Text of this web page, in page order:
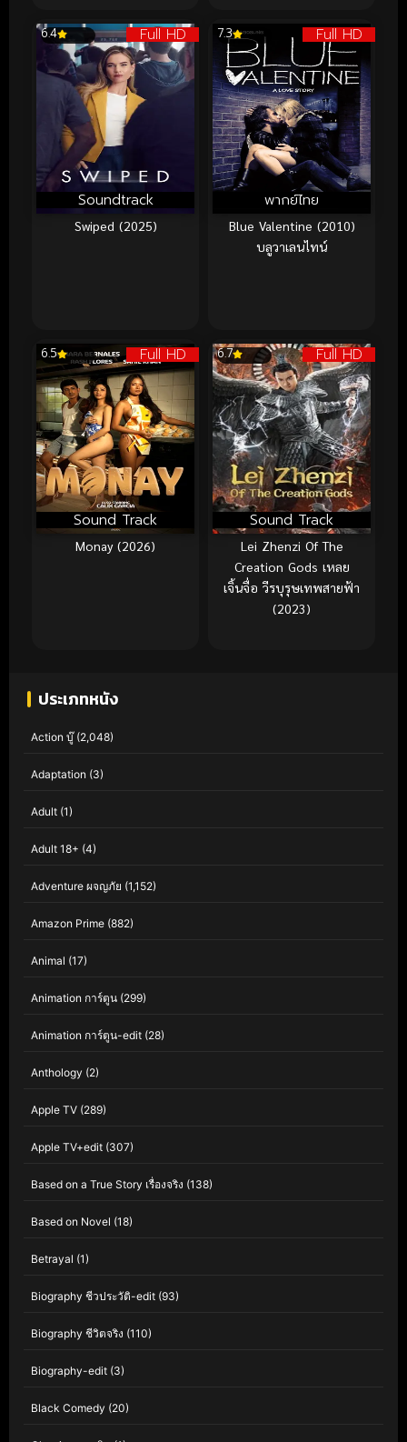
Full HD
Soundtrack
6.4
Swiped (2025)
Full HD
พากย์ไทย
7.3
Blue Valentine (2010)
บลูวาเลนไทน์
Full HD
Sound Track
6.5
Monay (2026)
Full HD
Sound Track
6.7
Lei Zhenzi Of The
Creation Gods เหลย
เจิ้นจื่อ วีรบุรุษเทพสายฟ้า
(2023)
ประเภทหนัง
Action บู๊(2,048)
Adaptation (3)
Adult (1)
Adult 18+ (4)
Adventure ผจญภัย (1,152)
Amazon Prime (882)
Animal (17)
Animation การ์ตูน (299)
Animation การ์ตูน-edit (28)
Anthology (2)
Apple TV (289)
Apple TV+edit (307)
Based on a True Story เรื่องจริง (138)
Based on Novel (18)
Betrayal (1)
Biography ชีวประวัติ-edit (93)
Biography ชีวิตจริง (110)
Biography-edit (3)
Black Comedy (20)